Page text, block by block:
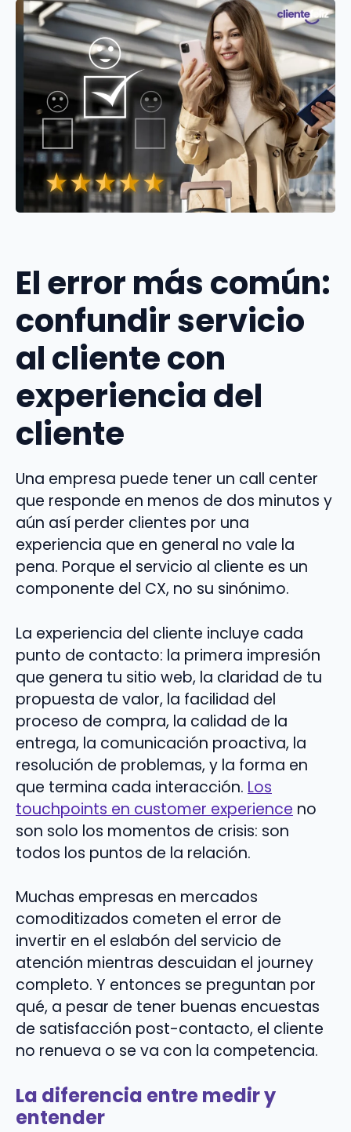
El error más común:
confundir servicio
al cliente con
experiencia del
cliente
Una empresa puede tener un call center
que responde en menos de dos minutos y
aún así perder clientes por una
experiencia que en general no vale la
pena. Porque el servicio al cliente es un
componente del CX, no su sinónimo.
La experiencia del cliente incluye cada
punto de contacto: la primera impresión
que genera tu sitio web, la claridad de tu
propuesta de valor, la facilidad del
proceso de compra, la calidad de la
entrega, la comunicación proactiva, la
resolución de problemas, y la forma en
que termina cada interacción. Los
touchpoints en customer experience no
son solo los momentos de crisis: son
todos los puntos de la relación.
Muchas empresas en mercados
comoditizados cometen el error de
invertir en el eslabón del servicio de
atención mientras descuidan el journey
completo. Y entonces se preguntan por
qué, a pesar de tener buenas encuestas
de satisfacción post-contacto, el cliente
no renueva o se va con la competencia.
La diferencia entre medir y
entender